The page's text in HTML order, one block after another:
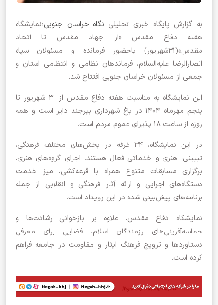
به گزارش پایگاه خبری تحلیلی نگاه خراسان جنوبی؛نمایشگاه
هفته دفاع مقدس «از جهاد مقدس تا اتحاد
مقدس»(۳۱شهریور) باحضور فرمانده و مسئولان سپاه
انصارالرضا علیه‌السلام، فرماندهان نظامی و انتظامی استان و
جمعی از مسئولان خراسان جنوبی افتتاح شد.
این نمایشگاه به مناسبت هفته دفاع مقدس از ۳۱ شهریور تا
پنجم مهرماه ۱۴۰۴ در باغ شهرداری بیرجند دایر است و همه
روزه از ساعت ۱۸ پذیرای عموم مردم است.
در این‌ نمایشگاه، ۳۴ غرفه در بخش‌های مختلف فرهنگی،
تبیینی، هنری و خدماتی فعال هستند. اجرای گروه‌های هنری،
برگزاری مسابقات متنوع همراه با قرعه‌کشی، میز خدمت
دستگاه‌های اجرایی و ارائه آثار فرهنگی و انقلابی از جمله
برنامه‌های پیش‌بینی شده در این رویداد است.
نمایشگاه دفاع مقدس، علاوه بر بازخوانی رشادت‌ها و
حماسه‌آفرینی‌های رزمندگان اسلام، فضایی برای معرفی
دستاورد‌ها و ترویج فرهنگ ایثار و مقاومت در جامعه فراهم
کرده است.